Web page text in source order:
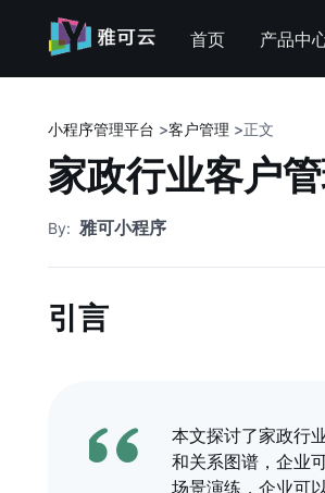
首页 产品中
小程序管理平台 >客户管理 >正文
家政行业客户
By: 雅可小程序
引言
本文探讨了家政行
和关系图谱，企业
场景演练，企业可